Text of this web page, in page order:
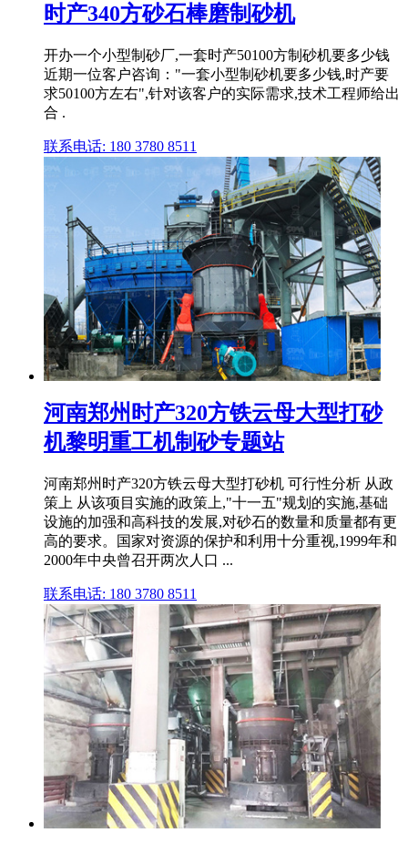
时产340方砂石棒磨制砂机
开办一个小型制砂厂,一套时产50100方制砂机要多少钱
近期一位客户咨询："一套小型制砂机要多少钱,时产要
求50100方左右",针对该客户的实际需求,技术工程师给出
合 .
联系电话: 180 3780 8511
河南郑州时产320方铁云母大型打砂
机黎明重工机制砂专题站
河南郑州时产320方铁云母大型打砂机 可行性分析 从政
策上 从该项目实施的政策上,"十一五"规划的实施,基础
设施的加强和高科技的发展,对砂石的数量和质量都有更
高的要求。国家对资源的保护和利用十分重视,1999年和
2000年中央曾召开两次人口 ...
联系电话: 180 3780 8511